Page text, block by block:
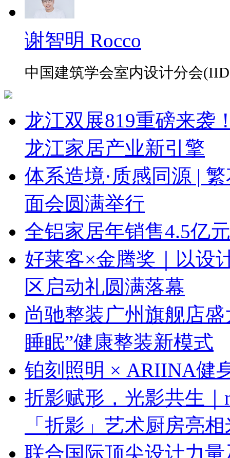
谢智明 Rocco
中国建筑学会室内设计分会
龙江双展819重磅来袭
龙江家居产业新引擎
体系造境·质感同源 |
面会圆满举行
全铝家居年销售4.5亿
好莱客×金腾奖｜以设
区启动礼圆满落幕
尚驰整装广州旗舰店
睡眠”健康整装新模式
铂刻照明 × ARIINA健
折影赋形，光影共生
「折影」艺术厨房亮
联合国际顶尖设计力